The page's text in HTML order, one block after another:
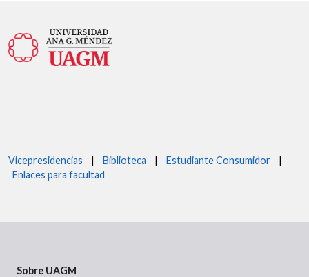
Vicepresidencias | Biblioteca | Estudiante Consumidor |
Enlaces para facultad
Sobre UAGM